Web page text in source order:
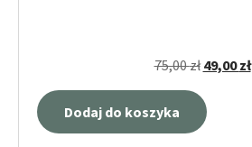
75,00zł 49,00zł
Dodaj do koszyka